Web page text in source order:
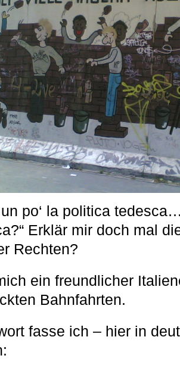
po‘ la politica
Erklär mir doch mal
Rechten?
ein freundlicher
Bahnfahrten.
fasse ich – hier in